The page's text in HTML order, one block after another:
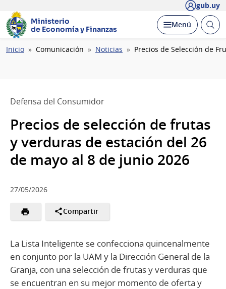
gub.uy
Ministerio
de Economía y Finanzas
Desplegar
Menú Abrir
Ruta
Inicio Comunicación Noticias Precios de Selección de
Defensa del Consumidor
Precios de selección de frutas
y verduras de estación del 26
de mayo al 8 de junio 2026
27/05/2026
Compartir
La Lista Inteligente se confecciona quincenalmente
en conjunto por la UAM y la Dirección General de la
Granja, con una selección de frutas y verduras que
se encuentran en su mejor momento de oferta y